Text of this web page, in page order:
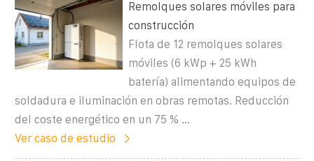
Remolques solares móviles para
construcción
Flota de 12 remolques solares
móviles (6 kWp + 25 kWh
batería) alimentando equipos de
soldadura e iluminación en obras remotas. Reducción
del coste energético en un 75 % …
Ver caso de estudio